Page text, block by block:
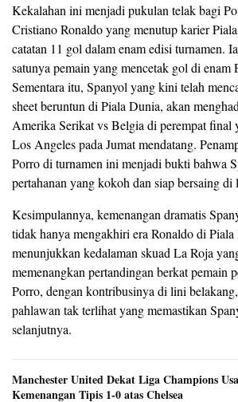
Kekalahan ini menjadi pukulan telak bagi
Cristiano Ronaldo yang menutup karier
catatan 11 gol dalam enam edisi turnamen.
satunya pemain yang mencetak gol di enam
Sementara itu, Spanyol yang kini telah
sheet beruntun di Piala Dunia, akan
Amerika Serikat vs Belgia di perempat final
Los Angeles pada Jumat mendatang.
Porro di turnamen ini menjadi bukti bahwa
pertahanan yang kokoh dan siap bersaing di
Kesimpulannya, kemenangan dramatis
tidak hanya mengakhiri era Ronaldo di
menunjukkan kedalaman skuad La Roja
memenangkan pertandingan berkat pemain
Porro, dengan kontribusinya di lini
pahlawan tak terlihat yang memastikan
selanjutnya.
Manchester United Dekat Liga Champions
Kemenangan Tipis 1-0 atas Chelsea